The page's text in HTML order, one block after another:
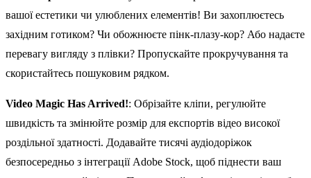
вашої естетики чи улюблених елементів! Ви захоплюєтесь
західним готиком? Чи обожнюєте пінк-плазу-кор? Або надаєте
перевагу вигляду з плівки? Пропускайте прокручування та
скористайтесь пошуковим рядком.
Video Magic Has Arrived!: Обрізайте кліпи, регулюйте
швидкість та змінюйте розмір для експортів відео високої
роздільної здатності. Додавайте тисячі аудіодоріжок
безпосередньо з інтеграції Adobe Stock, щоб піднести ваш